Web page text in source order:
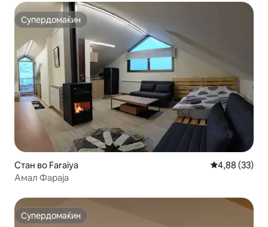
Супердомаќин
Супердомаќин
Стан во Faraiya Просечна
4,88 (33)
Амал Фараја
Супердомаќин
Супердомаќин